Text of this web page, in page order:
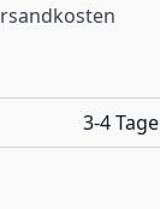
3-4 Tage